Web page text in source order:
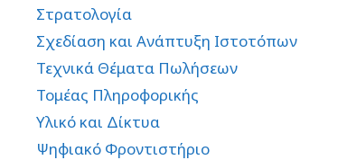
Στρατολογία
Σχεδίαση και Ανάπτυξη Ιστοτόπων
Τεχνικά Θέματα Πωλήσεων
Τομέας Πληροφορικής
Υλικό και Δίκτυα
Ψηφιακό Φροντιστήριο